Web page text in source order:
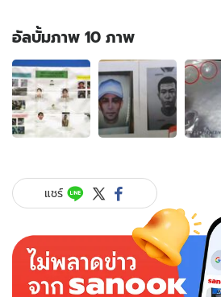
อัลบั้มภาพ 10 ภาพ
อัลบั้ม
ภาพ
10
ภาพ
ของ
ยิง
สมยศ
งค์
กูร
แกะรอย
วงจรปิด
แชร์